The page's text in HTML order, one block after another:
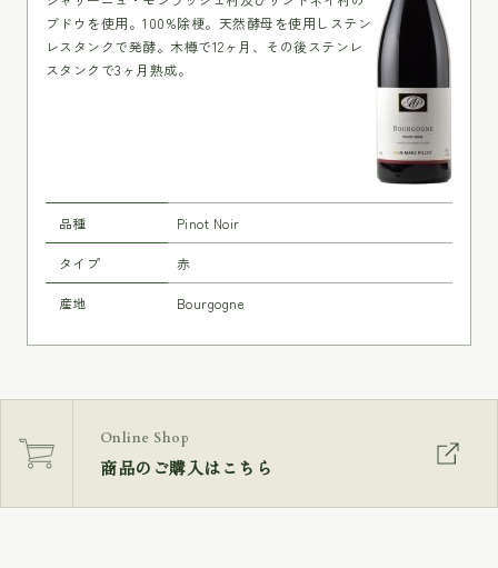
ブドウを使用。100%除梗。天然酵母を使用しステン
レスタンクで発酵。木樽で12ヶ月、その後ステンレ
スタンクで3ヶ月熟成。
品種 Pinot Noir
タイプ 赤
産地 Bourgogne
Online Shop
商品のご購入はこちら